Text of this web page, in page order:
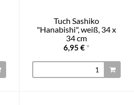
Tuch Sashiko
"Hanabishi", weiß, 34 x
34 cm
6,95 € *